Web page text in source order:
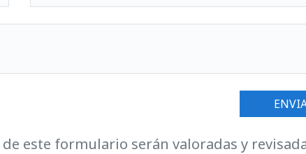
este formulario serán valoradas y